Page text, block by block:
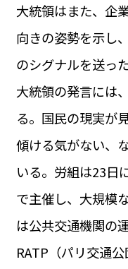
大統領はまた、企
向きの姿勢を示し
のシグナルを送った
大統領の発言には
る。国民の現実が
傾ける気がない、
いる。労組は23日
で主催し、大規模
は公共交通機関の
RATP（パリ交通